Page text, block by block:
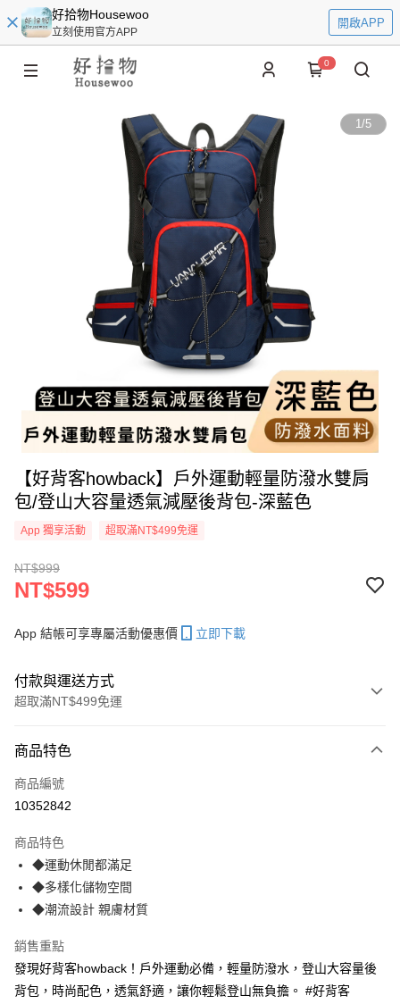
好拾物Housewoo
立刻使用官方APP
開啟APP
0
1/5
【好背客howback】戶外運動輕量防潑水雙肩
包/登山大容量透氣減壓後背包-深藍色
App 獨享活動 超取滿NT$499免運
NT$999
NT$599
App 結帳可享專屬活動優惠價 立即下載
付款與運送方式
超取滿NT$499免運
信用卡一次付款
信用卡分期付款
合作金庫商業銀行
華南商業銀行
上海商業儲蓄銀行
國泰世華商業銀行
匯豐（台灣）商業銀行
聯邦商業銀行
遠東國際商業銀行
元大商業銀行
永豐商業銀行
超商取貨付款
ATM付款
運送方式
全家取貨 付款
商品特色
商品編號
10352842
商品特色
◆運動休閒都滿足
◆多樣化儲物空間
◆潮流設計 親膚材質
銷售重點
發現好背客howback！戶外運動必備，輕量防潑水，登山大容量後
背包，時尚配色，透氣舒適，讓你輕鬆登山無負擔。 #好背客